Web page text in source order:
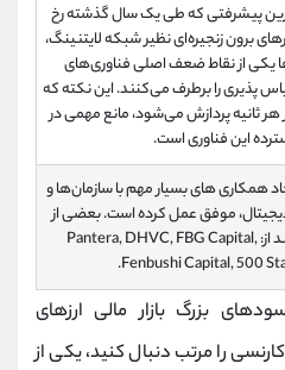
پیشرفتی که طی یک سال گذشته رخ
برون زنجیره‌ای نظیر شبکه لایتنینگ،
یکی از نقاط ضعف اصلی فناوری‌های
پذیری را برطرف می‌کنند. این نکته که
در هر ثانیه پردازش می‌شود، مانع مهمی در
این فناوری است.
همکاری‌ های بسیار مهم با سازمان‌ها و
دیجیتال، موفق عمل کرده است. بعضی از
این سازمان‌ها و موسسات عبارتند از: Pantera, DHVC, FBG Capital,
Fenbushi Capital, 500
بزرگ بازار مالی ارزهای
را مرتب دنبال کنید، یکی از